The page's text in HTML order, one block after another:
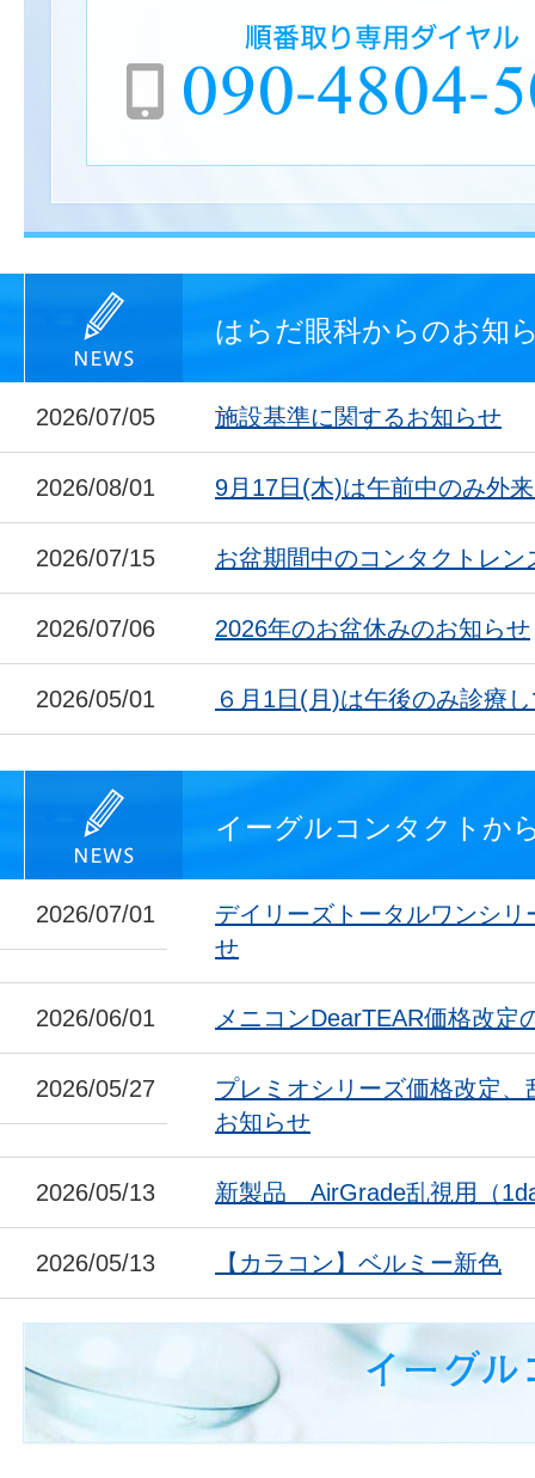
はらだ眼科からのお知
2026/07/05 施設基準に関するお知らせ
2026/08/01 9月17日(木)は午前中のみ外
2026/07/15 お盆期間中のコンタクトレン
2026/07/06 2026年のお盆休みのお知らせ
2026/05/01 ６月1日(月)は午後のみ診療
イーグルコンタクトか
2026/07/01
デイリーズトータルワンシ
せ
2026/06/01 メニコンDearTEAR価格改定
2026/05/27
プレミオシリーズ価格改定
お知らせ
2026/05/13 新製品 AirGrade乱視用（
2026/05/13 【カラコン】ベルミー新色